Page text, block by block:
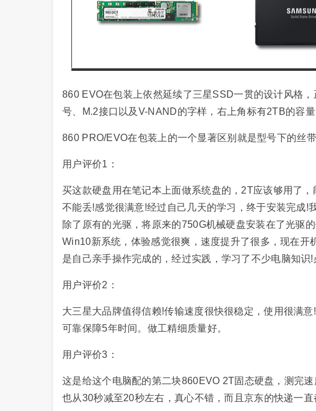
860 EVO在包装上依然延续了三星SSD一贯的设计风格
号、M.2接口以及V-NAND的字样，右上角标有2TB的容量
860 PRO/EVO在包装上的一个显著区别就是型号下的丝
用户评价1：
买这款硬盘用在笔记本上面做系统盘的，2T应该够用了
不能丢!感觉很满意!经过自己几天的学习，终于安装完成
除了原有的光驱，将原来的750G机械硬盘安装在了光驱
Win10新系统，体验感觉很爽，速度提升了很多，现在
是自己亲手操作完成的，经过实践，学习了不少电脑知识!
用户评价2：
大三星大品牌值得信赖!传输速度很快很稳定，使用很满
可靠保障5年时间。做工精细质量好。
用户评价3：
这是给这个电脑配的第二块860EVO 2T固态硬盘，测完
也从30秒减至20秒左右，真心不错，而且京东的快递一直